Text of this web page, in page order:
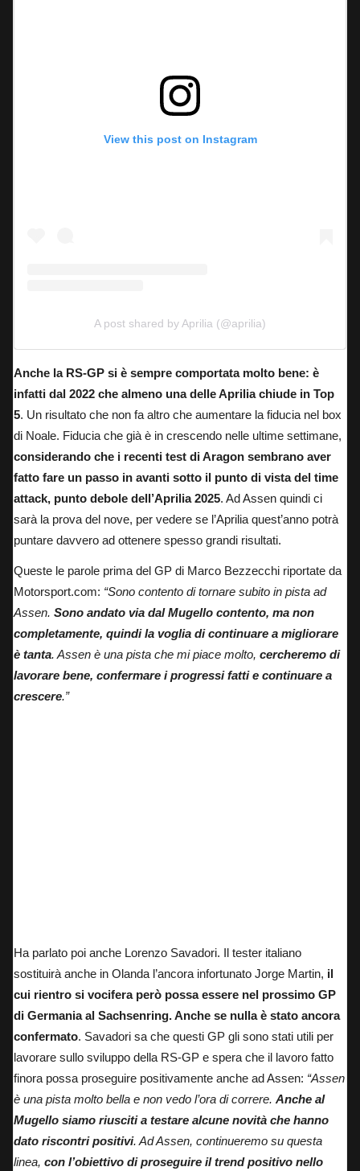
View this post on Instagram
A post shared by Aprilia (@aprilia)
Anche la RS-GP si è sempre comportata molto bene: è
infatti dal 2022 che almeno una delle Aprilia chiude in Top
5. Un risultato che non fa altro che aumentare la fiducia nel box
di Noale. Fiducia che già è in crescendo nelle ultime settimane,
considerando che i recenti test di Aragon sembrano aver
fatto fare un passo in avanti sotto il punto di vista del time
attack, punto debole dell’Aprilia 2025. Ad Assen quindi ci
sarà la prova del nove, per vedere se l’Aprilia quest’anno potrà
puntare davvero ad ottenere spesso grandi risultati.
Queste le parole prima del GP di Marco Bezzecchi riportate da
Motorsport.com: “Sono contento di tornare subito in pista ad
Assen. Sono andato via dal Mugello contento, ma non
completamente, quindi la voglia di continuare a migliorare
è tanta. Assen è una pista che mi piace molto, cercheremo di
lavorare bene, confermare i progressi fatti e continuare a
crescere.”
Ha parlato poi anche Lorenzo Savadori. Il tester italiano
sostituirà anche in Olanda l’ancora infortunato Jorge Martin, il
cui rientro si vocifera però possa essere nel prossimo GP
di Germania al Sachsenring. Anche se nulla è stato ancora
confermato. Savadori sa che questi GP gli sono stati utili per
lavorare sullo sviluppo della RS-GP e spera che il lavoro fatto
finora possa proseguire positivamente anche ad Assen: “Assen
è una pista molto bella e non vedo l’ora di correre. Anche al
Mugello siamo riusciti a testare alcune novità che hanno
dato riscontri positivi. Ad Assen, continueremo su questa
linea, con l’obiettivo di proseguire il trend positivo nello